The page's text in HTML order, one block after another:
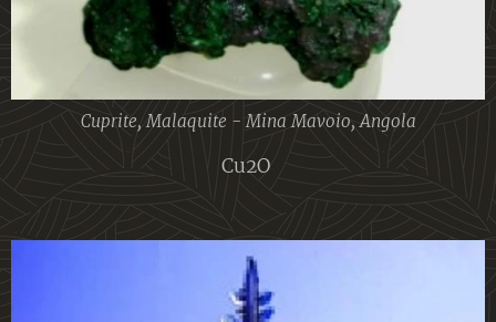
Cuprite, Malaquite - Mina Mavoio, Angola
Cu2O